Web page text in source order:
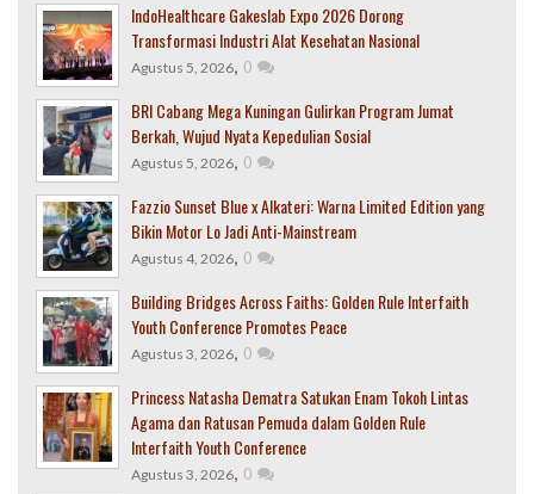
IndoHealthcare Gakeslab Expo 2026 Dorong
Transformasi Industri Alat Kesehatan Nasional
Agustus 5, 2026, 0
BRI Cabang Mega Kuningan Gulirkan Program Jumat
Berkah, Wujud Nyata Kepedulian Sosial
Agustus 5, 2026, 0
Fazzio Sunset Blue x Alkateri: Warna Limited Edition yang
Bikin Motor Lo Jadi Anti-Mainstream
Agustus 4, 2026, 0
Building Bridges Across Faiths: Golden Rule Interfaith
Youth Conference Promotes Peace
Agustus 3, 2026, 0
Princess Natasha Dematra Satukan Enam Tokoh Lintas
Agama dan Ratusan Pemuda dalam Golden Rule
Interfaith Youth Conference
Agustus 3, 2026, 0